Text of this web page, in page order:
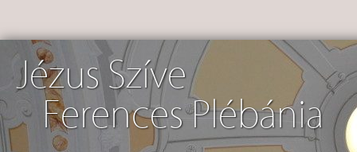
Jézus Szíve
Ferences Plébánia